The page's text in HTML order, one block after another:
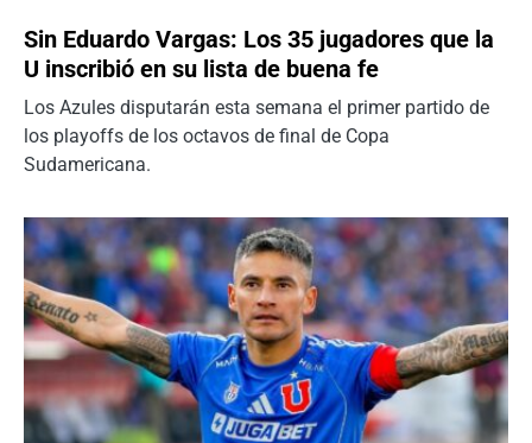
Sin Eduardo Vargas: Los 35 jugadores que la
U inscribió en su lista de buena fe
Los Azules disputarán esta semana el primer partido de
los playoffs de los octavos de final de Copa
Sudamericana.